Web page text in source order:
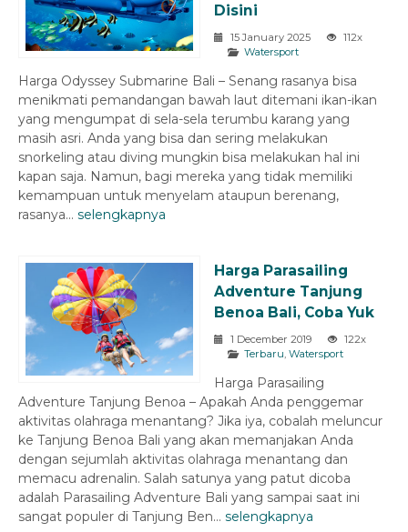
Disini
15 January 2025
112x
Watersport
Harga Odyssey Submarine Bali – Senang rasanya bisa
menikmati pemandangan bawah laut ditemani ikan-ikan
yang mengumpat di sela-sela terumbu karang yang
masih asri. Anda yang bisa dan sering melakukan
snorkeling atau diving mungkin bisa melakukan hal ini
kapan saja. Namun, bagi mereka yang tidak memiliki
kemampuan untuk menyelam ataupun berenang,
rasanya... selengkapnya
Harga Parasailing
Adventure Tanjung
Benoa Bali, Coba Yuk
1 December 2019
122x
Terbaru, Watersport
Harga Parasailing
Adventure Tanjung Benoa – Apakah Anda penggemar
aktivitas olahraga menantang? Jika iya, cobalah meluncur
ke Tanjung Benoa Bali yang akan memanjakan Anda
dengan sejumlah aktivitas olahraga menantang dan
memacu adrenalin. Salah satunya yang patut dicoba
adalah Parasailing Adventure Bali yang sampai saat ini
sangat populer di Tanjung Ben... selengkapnya